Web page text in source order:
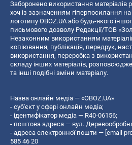
Заборонено використання матеріалів
хоч із зазначенням гіперпосилання на
логотипу OBOZ.UA або будь-якого
письмового дозволу Редакції/ТОВ
Незаконним використанням
копiювання, публiкацiя, передрук,
використання, переробка з
складу інших матеріалів,
та інші подібні зміни матеріалу.
Назва онлайн медіа — «OBOZ.UA»
- суб'єкт у сфері онлайн медіа;
- ідентифікатор медіа — R40-06156;
- поштова адреса — вул.
- адреса електронної пошти — [email
585 46 20